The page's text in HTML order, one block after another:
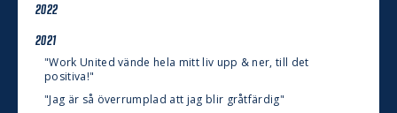
2022
2021
"Work United vände hela mitt liv upp & ner, till det
positiva!"
"Jag är så överrumplad att jag blir gråtfärdig"